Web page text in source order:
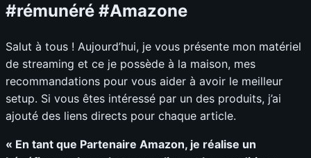
#rémunéré #Amazone
Salut à tous ! Aujourd’hui, je vous présente mon matériel
de streaming et ce je possède à la maison, mes
recommandations pour vous aider à avoir le meilleur
setup. Si vous êtes intéressé par un des produits, j’ai
ajouté des liens directs pour chaque article.
« En tant que Partenaire Amazon, je réalise un